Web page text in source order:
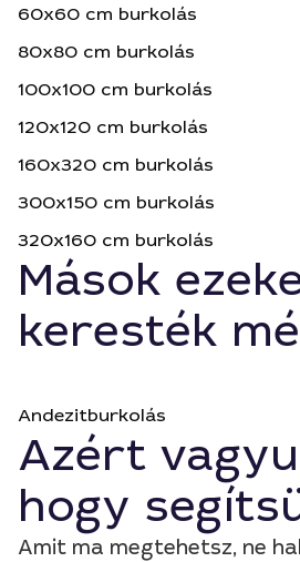
60x60 cm burkolás
80x80 cm burkolás
100x100 cm burkolás
120x120 cm burkolás
160x320 cm burkolás
300x150 cm burkolás
320x160 cm burkolás
Mások
keresték
Andezitburkolás
Azért
hogy
Amit ma megtehetsz, ne